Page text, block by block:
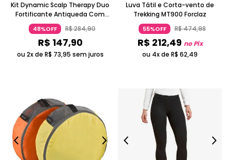
Kit Dynamic Scalp Therapy Duo
Fortificante Antiqueda Com
Queratina Lowell
48%OFF R$284,90
R$ 147,90
ou 2x de R$ 73,95 sem juros
Luva Tátil e Corta-vento de
Trekking MT900 Forclaz
55%OFF R$474,98
R$ 212,49 no Pix
ou 4x de R$ 62,49